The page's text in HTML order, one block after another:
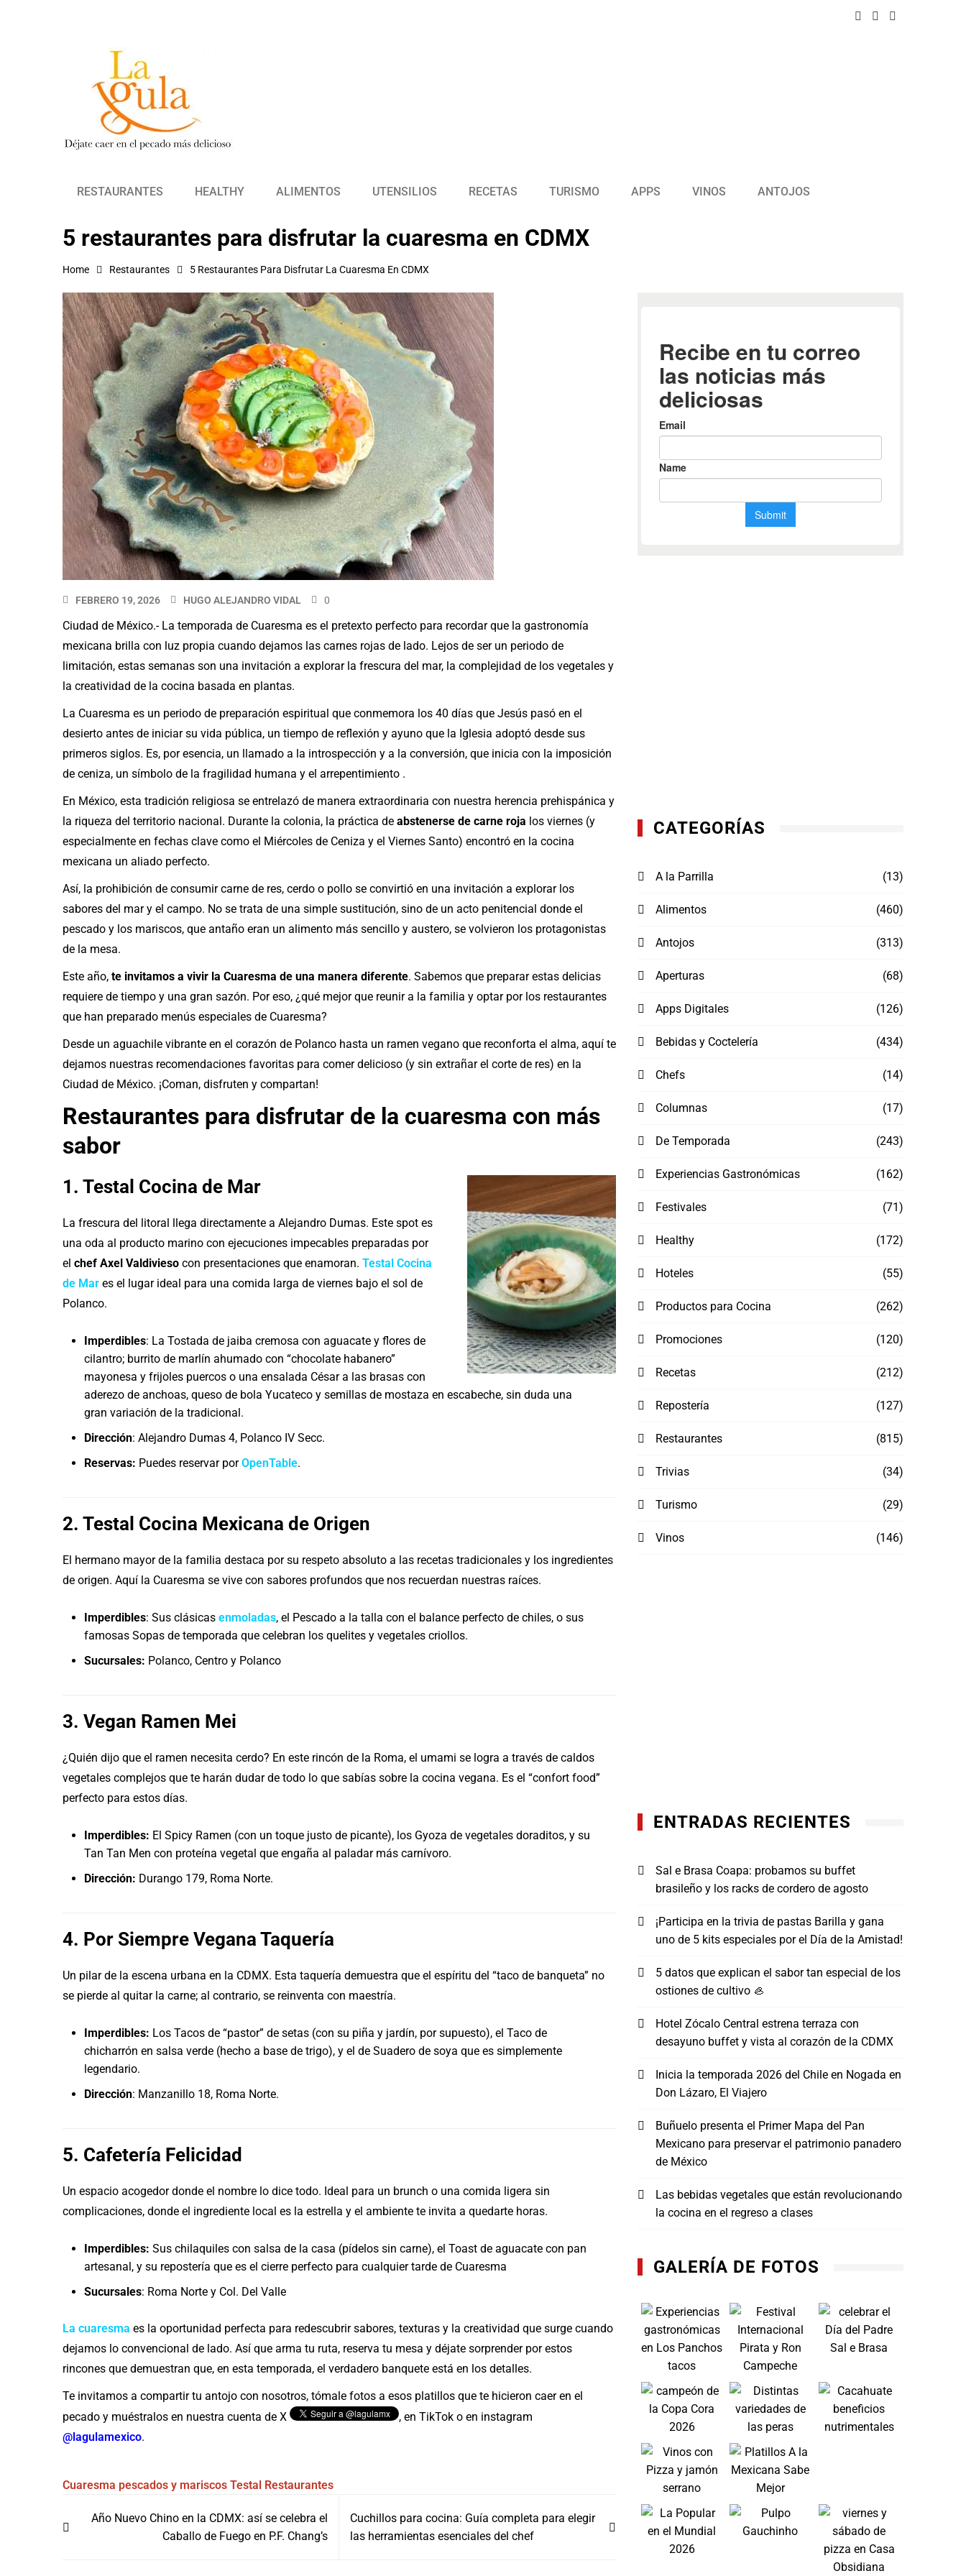
RESTAURANTES HEALTHY ALIMENTOS UTENSILIOS RECETAS TURISMO APPS VINOS ANTOJOS
5 restaurantes para disfrutar la cuaresma en CDMX
Home Restaurantes 5 Restaurantes Para Disfrutar La Cuaresma En CDMX
FEBRERO 19, 2026 HUGO ALEJANDRO VIDAL 0
Ciudad de México.- La temporada de Cuaresma es el pretexto perfecto para recordar que la gastronomía
mexicana brilla con luz propia cuando dejamos las carnes rojas de lado. Lejos de ser un periodo de
limitación, estas semanas son una invitación a explorar la frescura del mar, la complejidad de los vegetales y
la creatividad de la cocina basada en plantas.
La Cuaresma es un periodo de preparación espiritual que conmemora los 40 días que Jesús pasó en el
desierto antes de iniciar su vida pública, un tiempo de reflexión y ayuno que la Iglesia adoptó desde sus
primeros siglos. Es, por esencia, un llamado a la introspección y a la conversión, que inicia con la imposición
de ceniza, un símbolo de la fragilidad humana y el arrepentimiento .
En México, esta tradición religiosa se entrelazó de manera extraordinaria con nuestra herencia prehispánica y
la riqueza del territorio nacional. Durante la colonia, la práctica de abstenerse de carne roja los viernes (y
especialmente en fechas clave como el Miércoles de Ceniza y el Viernes Santo) encontró en la cocina
mexicana un aliado perfecto.
Así, la prohibición de consumir carne de res, cerdo o pollo se convirtió en una invitación a explorar los
sabores del mar y el campo. No se trata de una simple sustitución, sino de un acto penitencial donde el
pescado y los mariscos, que antaño eran un alimento más sencillo y austero, se volvieron los protagonistas
de la mesa.
Este año, te invitamos a vivir la Cuaresma de una manera diferente. Sabemos que preparar estas delicias
requiere de tiempo y una gran sazón. Por eso, ¿qué mejor que reunir a la familia y optar por los restaurantes
que han preparado menús especiales de Cuaresma?
Desde un aguachile vibrante en el corazón de Polanco hasta un ramen vegano que reconforta el alma, aquí te
dejamos nuestras recomendaciones favoritas para comer delicioso (y sin extrañar el corte de res) en la
Ciudad de México. ¡Coman, disfruten y compartan!
Restaurantes para disfrutar de la cuaresma con más
sabor
1. Testal Cocina de Mar
La frescura del litoral llega directamente a Alejandro Dumas. Este spot es
una oda al producto marino con ejecuciones impecables preparadas por
el chef Axel Valdivieso con presentaciones que enamoran. Testal Cocina
de Mar es el lugar ideal para una comida larga de viernes bajo el sol de
Polanco.
Imperdibles: La Tostada de jaiba cremosa con aguacate y flores de
cilantro; burrito de marlín ahumado con “chocolate habanero”
mayonesa y frijoles puercos o una ensalada César a las brasas con
aderezo de anchoas, queso de bola Yucateco y semillas de mostaza en escabeche, sin duda una
gran variación de la tradicional.
Dirección: Alejandro Dumas 4, Polanco IV Secc.
Reservas: Puedes reservar porOpenTable.
2. Testal Cocina Mexicana de Origen
El hermano mayor de la familia destaca por su respeto absoluto a las recetas tradicionales y los ingredientes
de origen. Aquí la Cuaresma se vive con sabores profundos que nos recuerdan nuestras raíces.
Imperdibles: Sus clásicas enmoladas, el Pescado a la talla con el balance perfecto de chiles, o sus
famosas Sopas de temporada que celebran los quelites y vegetales criollos.
Sucursales: Polanco, Centro y Polanco
3. Vegan Ramen Mei
¿Quién dijo que el ramen necesita cerdo? En este rincón de la Roma, el umami se logra a través de caldos
vegetales complejos que te harán dudar de todo lo que sabías sobre la cocina vegana. Es el “confort food”
perfecto para estos días.
Imperdibles: El Spicy Ramen (con un toque justo de picante), los Gyoza de vegetales doraditos, y su
Tan Tan Men con proteína vegetal que engaña al paladar más carnívoro.
Dirección: Durango 179, Roma Norte.
4. Por Siempre Vegana Taquería
Un pilar de la escena urbana en la CDMX. Esta taquería demuestra que el espíritu del “taco de banqueta” no
se pierde al quitar la carne; al contrario, se reinventa con maestría.
Imperdibles: Los Tacos de “pastor” de setas (con su piña y jardín, por supuesto), el Taco de
chicharrón en salsa verde (hecho a base de trigo), y el de Suadero de soya que es simplemente
legendario.
Dirección: Manzanillo 18, Roma Norte.
5. Cafetería Felicidad
Un espacio acogedor donde el nombre lo dice todo. Ideal para un brunch o una comida ligera sin
complicaciones, donde el ingrediente local es la estrella y el ambiente te invita a quedarte horas.
Imperdibles: Sus chilaquiles con salsa de la casa (pídelos sin carne), el Toast de aguacate con pan
artesanal, y su repostería que es el cierre perfecto para cualquier tarde de Cuaresma
Sucursales: Roma Norte y Col. Del Valle
La cuaresma es la oportunidad perfecta para redescubrir sabores, texturas y la creatividad que surge cuando
dejamos lo convencional de lado. Así que arma tu ruta, reserva tu mesa y déjate sorprender por estos
rincones que demuestran que, en esta temporada, el verdadero banquete está en los detalles.
Te invitamos a compartir tu antojo con nosotros, tómale fotos a esos platillos que te hicieron caer en el
pecado y muéstralos en nuestra cuenta de X
, en TikTok o en instagram
@lagulamexico.
Cuaresma pescados y mariscos Testal Restaurantes
Navegación
de
Año Nuevo Chino en la CDMX: así se celebra el
Caballo de Fuego en P.F. Chang’s
Cuchillos para cocina: Guía completa para elegir
las herramientas esenciales del chef
CATEGORÍAS
A la Parrilla (13)
Alimentos (460)
Antojos (313)
Aperturas (68)
Apps Digitales (126)
Bebidas y Coctelería (434)
Chefs (14)
Columnas (17)
De Temporada (243)
Experiencias Gastronómicas (162)
Festivales (71)
Healthy (172)
Hoteles (55)
Productos para Cocina (262)
Promociones (120)
Recetas (212)
Repostería (127)
Restaurantes (815)
Trivias (34)
Turismo (29)
Vinos (146)
ENTRADAS RECIENTES
Sal e Brasa Coapa: probamos su buffet
brasileño y los racks de cordero de agosto
¡Participa en la trivia de pastas Barilla y gana
uno de 5 kits especiales por el Día de la Amistad!
5 datos que explican el sabor tan especial de los
ostiones de cultivo 🦪
Hotel Zócalo Central estrena terraza con
desayuno buffet y vista al corazón de la CDMX
Inicia la temporada 2026 del Chile en Nogada en
Don Lázaro, El Viajero
Buñuelo presenta el Primer Mapa del Pan
Mexicano para preservar el patrimonio panadero
de México
Las bebidas vegetales que están revolucionando
la cocina en el regreso a clases
GALERÍA DE FOTOS